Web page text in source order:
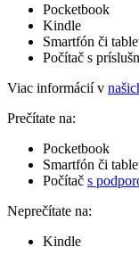
Pocketbook
Kindle
Smartfón či
Počítač s
Viac informácií v
Prečítate na:
Pocketbook
Smartfón či
Počítač s
Neprečítate na:
Kindle